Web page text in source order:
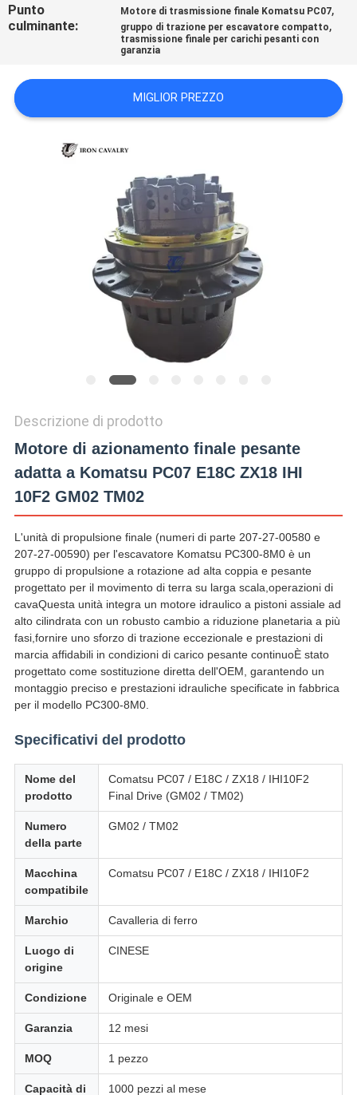
RICHIEDERE
UN
PREVENTIVO
RISERVATEZZA
Punto
culminante:
Motore di trasmissione finale Komatsu PC07,
gruppo di trazione per escavatore compatto,
trasmissione finale per carichi pesanti con
garanzia
MIGLIOR PREZZO
Descrizione di prodotto
Motore di azionamento finale pesante
adatta a Komatsu PC07 E18C ZX18 IHI
10F2 GM02 TM02
L'unità di propulsione finale (numeri di parte 207-27-00580 e
207-27-00590) per l'escavatore Komatsu PC300-8M0 è un
gruppo di propulsione a rotazione ad alta coppia e pesante
progettato per il movimento di terra su larga scala,operazioni di
cavaQuesta unità integra un motore idraulico a pistoni assiale ad
alto cilindrata con un robusto cambio a riduzione planetaria a più
fasi,fornire uno sforzo di trazione eccezionale e prestazioni di
marcia affidabili in condizioni di carico pesante continuoÈ stato
progettato come sostituzione diretta dell'OEM, garantendo un
montaggio preciso e prestazioni idrauliche specificate in fabbrica
per il modello PC300-8M0.
Specificativi del prodotto
Nome del
prodotto
Comatsu PC07 / E18C / ZX18 / IHI10F2
Final Drive (GM02 / TM02)
Numero
della parte
GM02 / TM02
Macchina
compatibile
Comatsu PC07 / E18C / ZX18 / IHI10F2
Marchio Cavalleria di ferro
Luogo di
origine
CINESE
Condizione Originale e OEM
Garanzia 12 mesi
MOQ 1 pezzo
Capacità di 1000 pezzi al mese